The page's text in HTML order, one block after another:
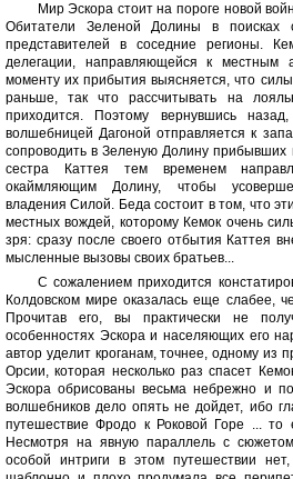
Мир Эскора стоит на пороге новой
Обитатели Зеленой Долины в поисках
представителей в соседние регионы.
делегации, направляющейся к
моменту их прибытия выясняется, что
раньше, так что рассчитывать на
приходится. Поэтому вернувшись
волшебницей Дагоной отправляется к
сопроводить в Зеленую Долину прибывших
сестра Каттея тем временем
окаймляющим Долину, чтобы
владения Силой. Беда состоит в том, что
местных вождей, которому Кемок очень
зря: сразу после своего отбытия Каттея
мысленные вызовы своих братьев...
С сожалением приходится
Колдовском мире оказалась еще слабее,
Прочитав его, вы практически не
особенностях Эскора и населяющих его
автор уделит кроганам, точнее, одному из
Орсии, которая несколько раз спасет
Эскора обрисованы весьма небрежно и
волшебников дело опять не дойдет, ибо
путешествие Фродо к Роковой Горе ...
Несмотря на явную параллель с
особой интриги в этом путешествии